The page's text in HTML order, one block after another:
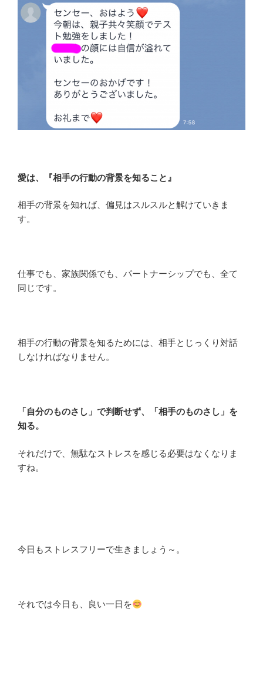
愛は、『相手の行動の背景を知ること』
相手の背景を知れば、偏見はスルスルと解けていきま
す。
仕事でも、家族関係でも、パートナーシップでも、全て
同じです。
相手の行動の背景を知るためには、相手とじっくり対話
しなければなりません。
「自分のものさし」で判断せず、「相手のものさし」を
知る。
それだけで、無駄なストレスを感じる必要はなくなりま
すね。
今日もストレスフリーで生きましょう～。
それでは今日も、良い一日を